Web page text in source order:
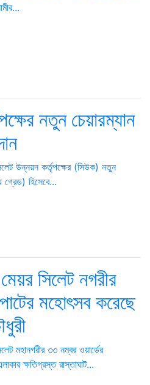
নতুন চেয়ারম্যান
উন্নয়ন কর্তৃপক্ষের (সিউক) নতুন
গ্রেড) হিসেবে...
সিলেট নগরীর
মহোৎসব করেছে
মহানগরীর ৩৩ নম্বর ওয়ার্ডের
ক্ষতিগ্রস্ত রাস্তাঘাট...